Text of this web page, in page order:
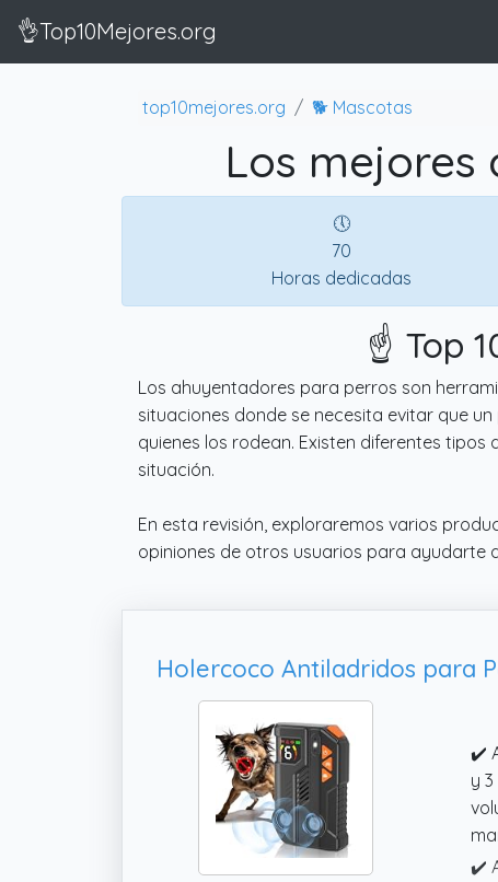
👌Top10Mejores.org
top10mejores.org 🐕 Mascotas
Los
🕔
70
Horas dedicadas
☝️ Top
Los ahuyentadores para perros son
situaciones donde se necesita evitar que
quienes los rodean. Existen diferentes
situación.
En esta revisión, exploraremos varios
opiniones de otros usuarios para ayudarte
✔️
y
✔️